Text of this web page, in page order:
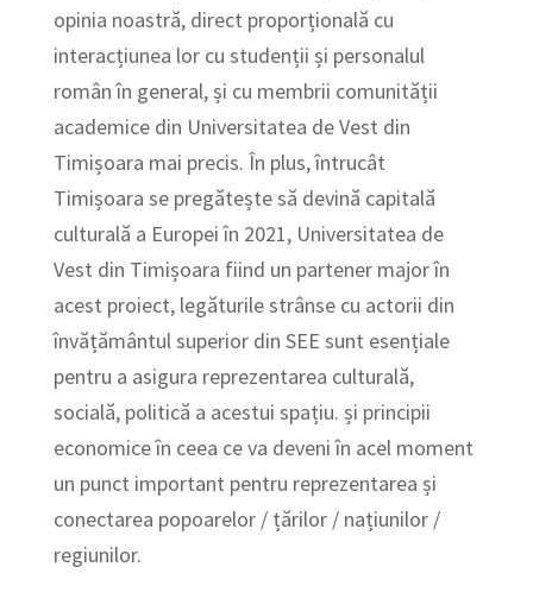
opinia noastră, direct proporțională cu
interacțiunea lor cu studenții și personalul
român în general, și cu membrii comunității
academice din Universitatea de Vest din
Timișoara mai precis. În plus, întrucât
Timișoara se pregătește să devină capitală
culturală a Europei în 2021, Universitatea de
Vest din Timișoara fiind un partener major în
acest proiect, legăturile strânse cu actorii din
învățământul superior din SEE sunt esențiale
pentru a asigura reprezentarea culturală,
socială, politică a acestui spațiu. și principii
economice în ceea ce va deveni în acel moment
un punct important pentru reprezentarea și
conectarea popoarelor / țărilor / națiunilor /
regiunilor.